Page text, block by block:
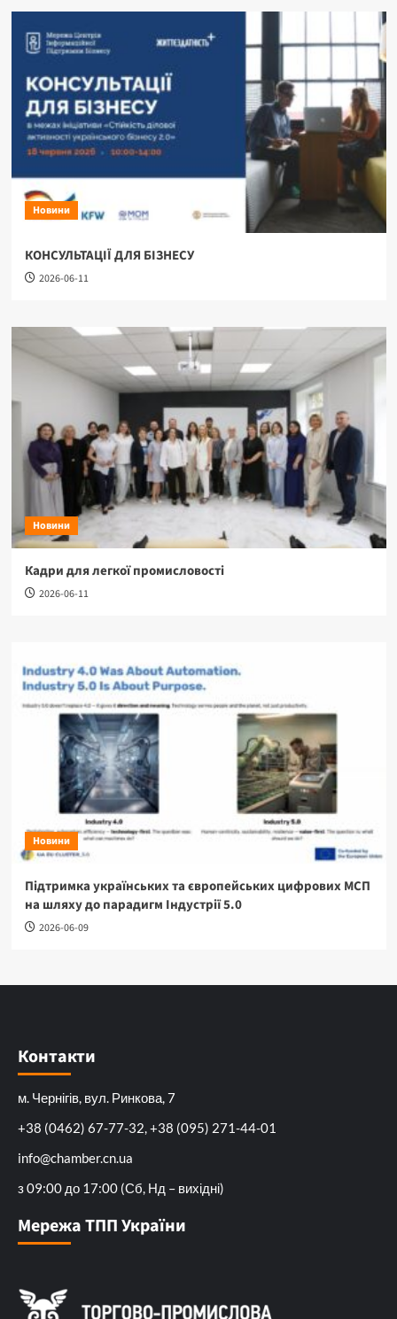
Новини
КОНСУЛЬТАЦІЇ ДЛЯ БІЗНЕСУ
2026-06-11
Новини
Кадри для легкої промисловості
2026-06-11
Новини
Підтримка українських та європейських цифрових МСП
на шляху до парадигм Індустрії 5.0
2026-06-09
Контакти
м. Чернігів, вул. Ринкова, 7
+38 (0462) 67-77-32, +38 (095) 271-44-01
info@chamber.cn.ua
з 09:00 до 17:00 (Сб, Нд – вихідні)
Мережа ТПП України